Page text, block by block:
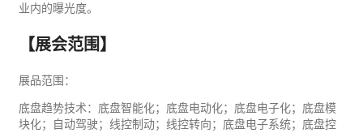
业内的曝光度。
【展会范围】
展品范围：
底盘趋势技术：底盘智能化；底盘电动化；底盘 电子化；底盘模
块化；自动驾驶；线控制动；线控转向；底盘电子系统；底盘控